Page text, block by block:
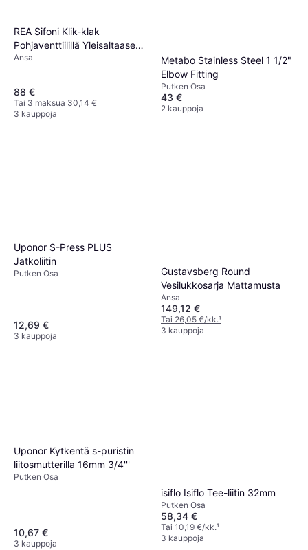
REA Sifoni Klik-klak
Pohjaventtiilillä Yleisaltaaseen
Kulta
Ansa
88 €
Tai 3 maksua 30,14 €
3 kauppoja
Metabo Stainless Steel 1 1/2"
Elbow Fitting
Putken Osa
43 €
2 kauppoja
Uponor S-Press PLUS
Jatkoliitin
Putken Osa
12,69 €
3 kauppoja
Gustavsberg Round
Vesilukkosarja Mattamusta
Ansa
149,12 €
Tai 26,05 €/kk.¹
3 kauppoja
Uponor Kytkentä s-puristin
liitosmutterilla 16mm 3/4'''
Putken Osa
10,67 €
3 kauppoja
isiflo Isiflo Tee-liitin 32mm
Putken Osa
58,34 €
Tai 10,19 €/kk.¹
3 kauppoja